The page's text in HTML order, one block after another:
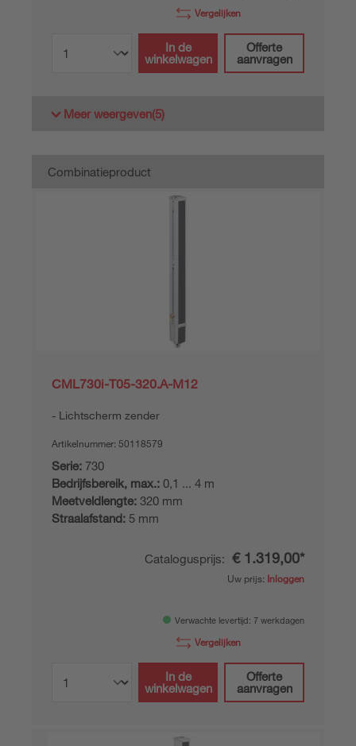
Vergelijken
In de
winkelwagen
Offerte
aanvragen
Meer weergeven(5)
Combinatieproduct
CML730i-T05-320.A-M12
Lichtscherm zender
Artikelnummer: 50118579
Serie: 730
Bedrijfsbereik, max.: 0,1 ... 4 m
Meetveldlengte: 320 mm
Straalafstand: 5 mm
Catalogusprijs: € 1.319,00*
Uw prijs: Inloggen
Verwachte levertijd: 7 werkdagen
Vergelijken
In de
winkelwagen
Offerte
aanvragen